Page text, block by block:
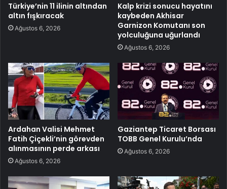
Türkiye’nin 11 ilinin altından
altın fışkıracak
Ağustos 6, 2026
Kalp krizi sonucu hayatını
kaybeden Akhisar
Garnizon Komutanı son
yolculuğuna uğurlandı
Ağustos 6, 2026
Ardahan Valisi Mehmet
Fatih Çiçekli’nin görevden
alınmasının perde arkası
Ağustos 6, 2026
Gaziantep Ticaret Borsası
TOBB Genel Kurulu’nda
Ağustos 6, 2026